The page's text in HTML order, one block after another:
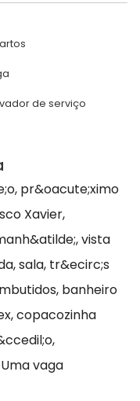
de serviço
pr&oacute;ximo
Xavier,
vista
sala, tr&ecirc;s
banheiro
copacozinha
vaga